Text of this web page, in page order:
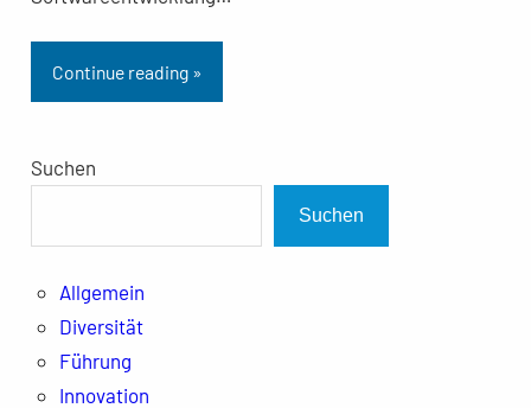
Continue reading »
Suchen
Suchen
Allgemein
Diversität
Führung
Innovation